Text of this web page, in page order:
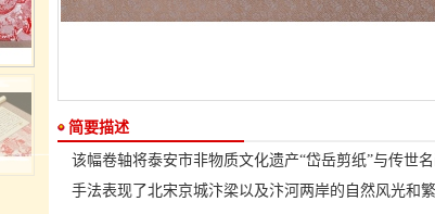
简要描述
该幅卷轴将泰安市非物质文化遗产“岱岳剪纸”与传世
手法表现了北宋京城汴梁以及汴河两岸的自然风光和